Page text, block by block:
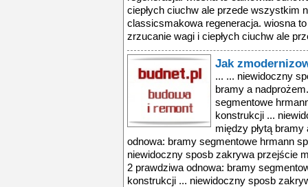
ciepłych ciuchw ale przede wszystkim
classicsmakowa regeneracja. wiosna
zrzucanie wagi i ciepłych ciuchw ale
Jak
... ... niewidoczny
bramy a
segmentowe
konstrukcji ...
między płytą
odnowa: bramy segmentowe hrmann
niewidoczny sposb zakrywa przejście
2 prawdziwa odnowa: bramy
konstrukcji ... niewidoczny sposb